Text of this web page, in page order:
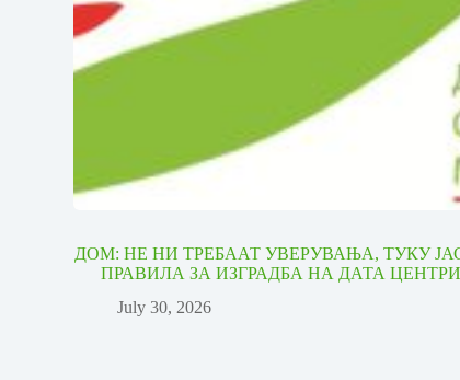
ДОМ: НЕ НИ ТРЕБААТ УВЕРУВАЊА, ТУКУ
ПРАВИЛА ЗА ИЗГРАДБА НА ДАТА ЦЕНТРИ
July 30, 2026